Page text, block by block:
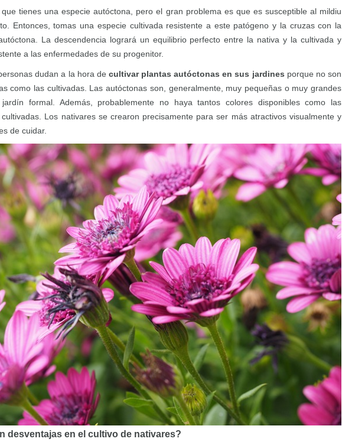
que tienes una especie autóctona, pero el gran problema es que es susceptible al mildiu
Entonces, tomas una especie cultivada resistente a este patógeno y la cruzas con la
La descendencia logrará un equilibrio perfecto entre la nativa y la cultivada y
a las enfermedades de su progenitor.
dudan a la hora de cultivar plantas autóctonas en sus jardines porque no son
como las cultivadas. Las autóctonas son, generalmente, muy pequeñas o muy grandes
formal. Además, probablemente no haya tantos colores disponibles como las
Los nativares se crearon precisamente para ser más atractivos visualmente y
de cuidar.
desventajas en el cultivo de nativares?